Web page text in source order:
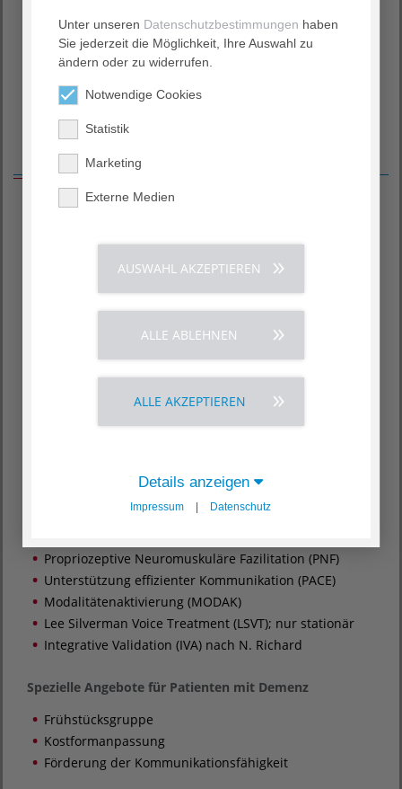
Unser diagnostisches Leistungsspektrum
Videoendoskopische Schluckuntersuchung.
Behandlung von und Beratung bei Schluckstörungen
Palliative Dysphagietherapie
Behandlung von Patienten mit Trachealkanüle
Behandlung von Gesichtslähmungen
Behandlung von Sprachstörungen (Aphasie)
Behandlung von Sprechstörungen (Dysarthrophonie,
Sprechapraxie)
Angehörigeninformation/-beratung
Manuelle Schlucktherapie (MST)
Therapie des faciooralen Traktes (FOTT)
Propriozeptive Neuromuskuläre Fazilitation (PNF)
Unterstützung effizienter Kommunikation (PACE)
Modalitätenaktivierung (MODAK)
Lee Silverman Voice Treatment (LSVT); nur stationär
Integrative Validation (IVA) nach N. Richard
Spezielle Angebote für Patienten mit Demenz
Frühstücksgruppe
Kostformanpassung
Förderung der Kommunikationsfähigkeit
Unter unseren Datenschutzbestimmungen haben
Sie jederzeit die Möglichkeit, Ihre Auswahl zu
ändern oder zu widerrufen.
Notwendige Cookies
Statistik
Marketing
Externe Medien
AUSWAHL AKZEPTIEREN
ALLE ABLEHNEN
ALLE AKZEPTIEREN
Details anzeigen
Impressum Datenschutz